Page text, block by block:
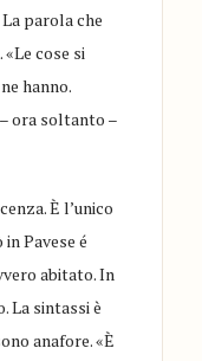
parola che
cose si
hanno.
ora soltanto –
È l’unico
Pavese é
abitato. In
La sintassi è
anafore. «È